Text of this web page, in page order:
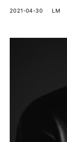
2021-04-30 LM